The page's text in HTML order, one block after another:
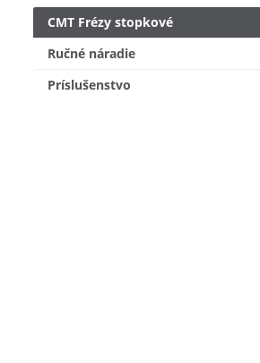
CMT Frézy stopkové
Ručné náradie
Príslušenstvo